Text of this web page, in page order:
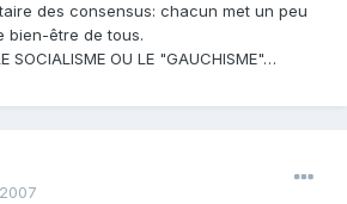
des consensus: chacun met un peu
bien-être de tous.
SOCIALISME OU LE "GAUCHISME"…